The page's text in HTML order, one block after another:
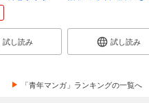
試し読み 試し読み
「青年マンガ」ランキングの一覧へ